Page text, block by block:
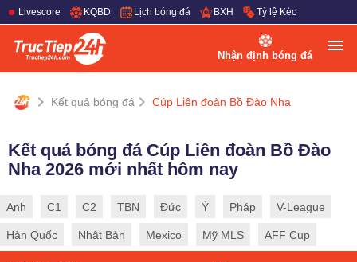
Livescore KQBD Lịch bóng đá BXH Tỷ lệ Kèo
Nhận định bóng đá
Kết quả bóng đá Cúp Liên đoàn Bồ Đào Nha
Kết quả bóng đá Cúp Liên đoàn Bồ Đào
Nha 2026 mới nhất hôm nay
Anh C1 C2 TBN Đức Ý Pháp V-League
Hàn Quốc Nhật Bản Mexico Mỹ MLS AFF Cup